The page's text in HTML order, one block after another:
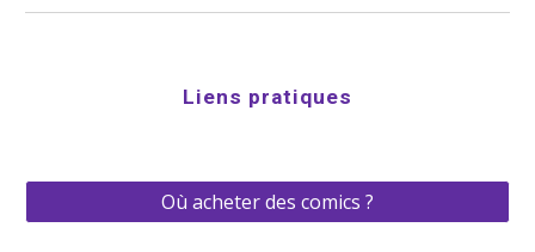
Liens pratiques
Où acheter des comics ?